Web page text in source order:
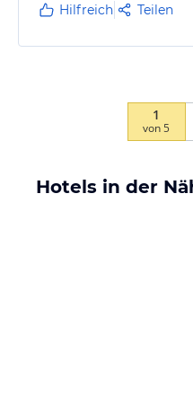
Hilfreich Teilen
1
von5
Hotels in der